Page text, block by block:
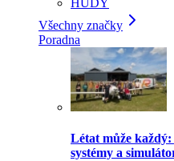
HUDY
Všechny značky
Poradna
Létat může
systémy a